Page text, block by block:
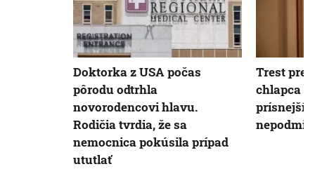
Doktorka z USA počas
pôrodu odtrhla
novorodencovi hlavu.
Rodičia tvrdia, že sa
nemocnica pokúsila prípad
ututlať
Trest pre
chlapca
prísnejší.